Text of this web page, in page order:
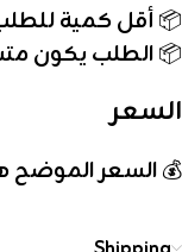
📦أقل كمية للطلب: 300
📦الطلب يكون
السعر
💰السعر الموضح هو